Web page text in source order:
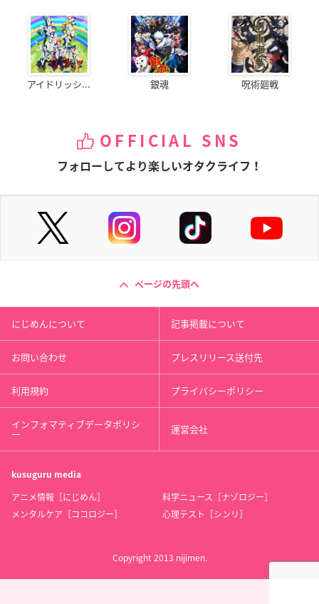
アイドリッシ... 銀魂 呪術廻戦
OFFICIAL SNS
フォローしてより楽しいオタクライフ！
ページの先頭へ
にじめんについて 記事掲載について
お問い合わせ プレスリリース送付先
利用規約 プライバシーポリシー
インフォマティブデータポリシ
ー 運営会社
kusuguru media
アニメ情報［にじめん］
科学ニュース［ナゾロジー］
メンタルケア［ココロジー］
心理テスト［シンリ］
Copyright 2013 nijimen.